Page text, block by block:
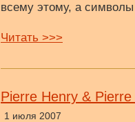
всему этому, а
Читать >>>
Pierre Henry &
1 июля 2007